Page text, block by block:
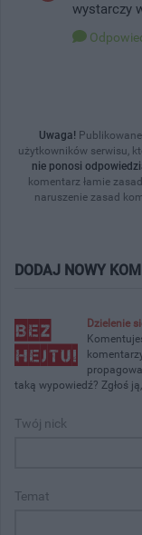
wystarczy
Uwaga!
użytkowników serwisu,
nie ponosi
komentarz łamie
naruszenie zasad
DODAJ NOWY
Dzielenie
taką wypowiedź? Zgłoś
Twój nick
Temat